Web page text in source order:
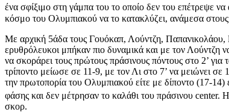
ένα σφίξιμο στη γάμπα του το οποίο δεν του επέτρεψε να
κόσμο του Ολυμπιακού να το κατακλύζει, ανάμεσα
Με αρχική 5άδα τους Γουόκαπ, Λούντζη, Παπανικολάου,
ερυθρόλευκοι μπήκαν πιο δυναμικά και με τον Λούντζη
να σκοράρει τους πρώτους πράσινους πόντους στο 2’
τρίποντο μείωσε σε 11-9, με τον Λι στο 7’ να μειώνει
την πρωτοπορία του Ολυμπιακού είτε με δίποντο (17-14)
φάσης και δεν μέτρησαν το καλάθι του πράσινου center.
σκορ.